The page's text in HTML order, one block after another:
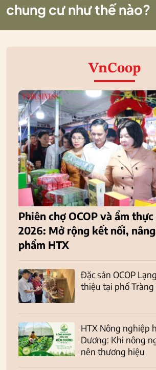
chung cư như thế nào?
VnCoop
Phiên chợ OCOP và ẩm
2026: Mở rộng kết nối,
phẩm HTX
Đặc sản OCOP
thiệu tại phố Tràng
HTX Nông nghiệp
Dương: Khi nông
nên thương hiệu